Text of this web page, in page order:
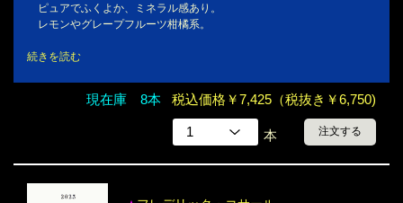
ピュアでふくよか、ミネラル感あり。
レモンやグレープフルーツ柑橘系。
続きを読む
現在庫 8本 税込価格￥7,425（税抜き￥6,750)
本 注文する